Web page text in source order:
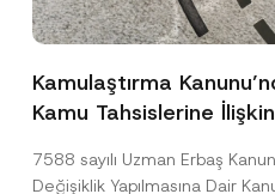
Kamulaştırma
Kamu Tahsislerine
7588 sayılı Uzman Erbaş
Değişiklik Yapılmasına Dair